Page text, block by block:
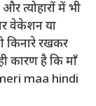
त्योहारों में भी
वेकेशन या
किनारे रखकर
कारण है कि माँ
maa hindi